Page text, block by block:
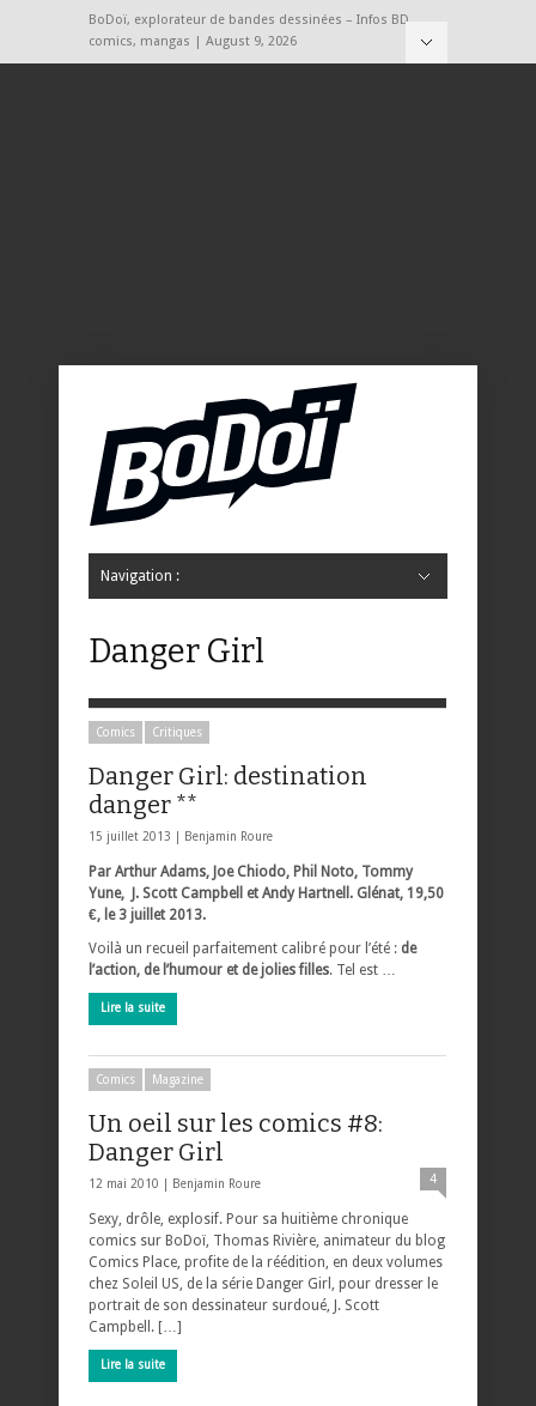
BoDoï, explorateur de bandes dessinées – Infos BD,
comics, mangas | August 9, 2026
Navigation :
Danger Girl
Comics Critiques
Danger Girl: destination
danger **
15 juillet 2013 | Benjamin Roure
Par Arthur Adams, Joe Chiodo, Phil Noto, Tommy
Yune, J. Scott Campbell et Andy Hartnell. Glénat, 19,50
€, le 3 juillet 2013.
Voilà un recueil parfaitement calibré pour l’été : de
l’action, de l’humour et de jolies filles. Tel est …
Lire la suite
Comics Magazine
Un oeil sur les comics #8:
Danger Girl
12 mai 2010 | Benjamin Roure 4
Sexy, drôle, explosif. Pour sa huitième chronique
comics sur BoDoï, Thomas Rivière, animateur du blog
Comics Place, profite de la réédition, en deux volumes
chez Soleil US, de la série Danger Girl, pour dresser le
portrait de son dessinateur surdoué, J. Scott
Campbell. […]
Lire la suite